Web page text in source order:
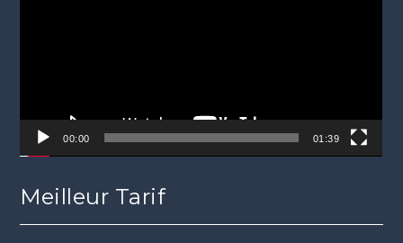
00:00 01:39
Meilleur Tarif